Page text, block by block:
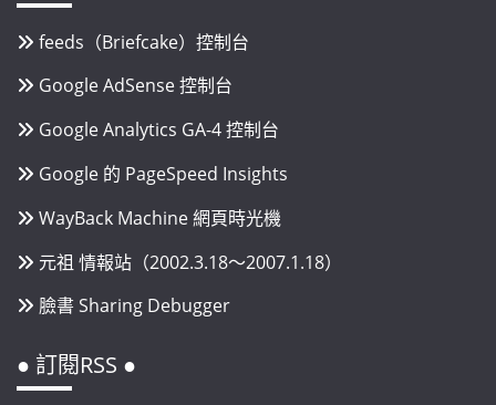
feeds（Briefcake）控制台
Google AdSense 控制台
Google Analytics GA-4 控制台
Google 的 PageSpeed Insights
WayBack Machine 網頁時光機
元祖 情報站（2002.3.18～2007.1.18）
臉書 Sharing Debugger
● 訂閱RSS ●